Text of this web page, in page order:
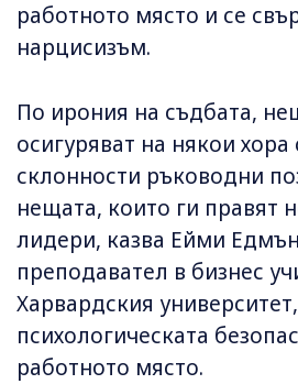
работното място и се
нарцисизъм.
По ирония на съдбата,
осигуряват на някои
склонности ръководни
нещата, които ги правят
лидери, казва Ейми
преподавател в бизнес
Харвардския
психологическата
работното място.